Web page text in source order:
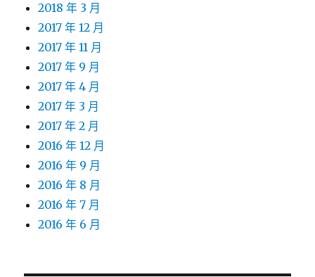
2018 年 3 月
2017 年 12 月
2017 年 11 月
2017 年 9 月
2017 年 4 月
2017 年 3 月
2017 年 2 月
2016 年 12 月
2016 年 9 月
2016 年 8 月
2016 年 7 月
2016 年 6 月